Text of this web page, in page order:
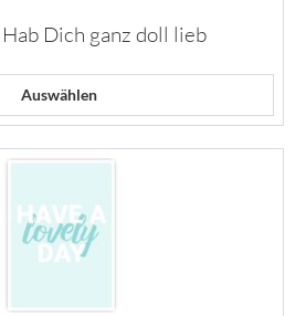
Dich ganz doll lieb
Auswählen